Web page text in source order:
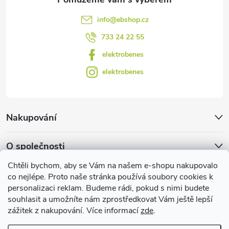
Chtěli bychom, aby se Vám na našem e-shopu nakupovalo
co nejlépe. Proto naše stránka používá soubory cookies k
personalizaci reklam. Budeme rádi, pokud s nimi budete
souhlasit a umožníte nám zprostředkovat Vám ještě lepší
zážitek z nakupování. Více informacízde.
Nakupování
O společnosti
Facebook
info@ebshop.cz
733 24 22 55
elektrobenes
elektrobenes
Užitečné informace